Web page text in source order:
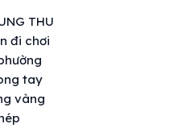
THU
đi chơi
tay
vàng